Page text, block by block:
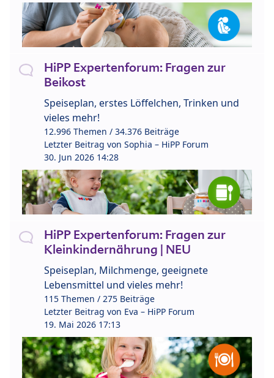
HiPP Expertenforum: Fragen zur
Beikost
Speiseplan, erstes Löffelchen, Trinken und
vieles mehr!
12.996 Themen / 34.376 Beiträge
Letzter Beitrag von Sophia – HiPP Forum
30. Jun 2026 14:28
HiPP Expertenforum: Fragen zur
Kleinkindernährung | NEU
Speiseplan, Milchmenge, geeignete
Lebensmittel und vieles mehr!
115 Themen / 275 Beiträge
Letzter Beitrag von Eva – HiPP Forum
19. Mai 2026 17:13